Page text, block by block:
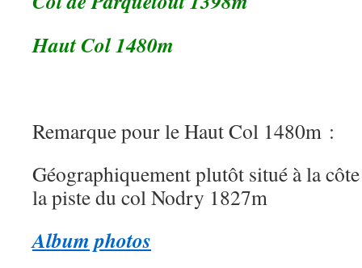
Haut Col 1480m
Remarque pour le Haut Col 1480m :
Géographiquement plutôt situé à la
la piste du col Nodry 1827m
Album photos